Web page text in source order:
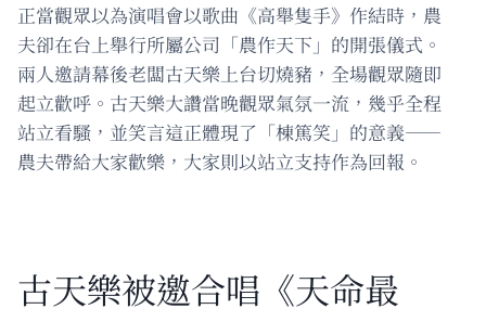
正當觀眾以為演唱會以歌曲《高舉隻手》作結時，農
夫卻在台上舉行所屬公司「農作天下」的開張儀式。
兩人邀請幕後老闆古天樂上台切燒豬，全場觀眾隨即
起立歡呼。古天樂大讚當晚觀眾氣氛一流，幾乎全程
站立看騷，並笑言這正體現了「棟篤笑」的意義——
農夫帶給大家歡樂，大家則以站立支持作為回報。
古天樂被邀合唱《天命最